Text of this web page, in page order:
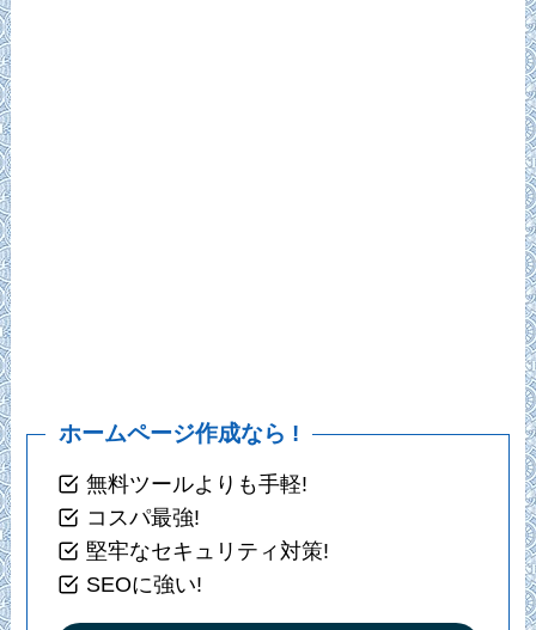
ホームページ作成なら !
無料ツールよりも手軽!
コスパ最強!
堅牢なセキュリティ対策!
SEOに強い!